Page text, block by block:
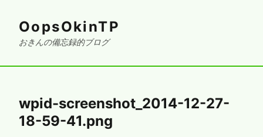
OopsOkinTP
おきんの備忘録的ブログ
wpid-screenshot_2014-12-27-
18-59-41.png